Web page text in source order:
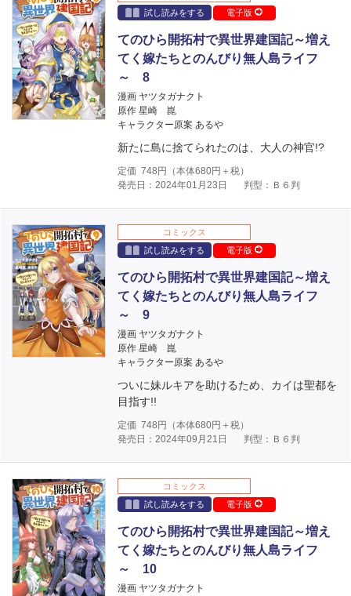
試し読みをする
電子版
てのひら開拓村で異世界建国記～増え
てく嫁たちとのんびり無人島ライフ
～ 8
漫画 ヤツタガナクト
原作 星崎 崑
キャラクター原案 あるや
新たに島に捨てられたのは、大人の神官!?
定価 748 円（本体680円＋税）
発売日：2024年01月23日
判型：Ｂ６判
コミックス
試し読みをする
電子版
てのひら開拓村で異世界建国記～増え
てく嫁たちとのんびり無人島ライフ
～ 9
漫画 ヤツタガナクト
原作 星崎 崑
キャラクター原案 あるや
ついに妹ルキアを助けるため、カイは聖都を
目指す!!
定価 748 円（本体680円＋税）
発売日：2024年09月21日
判型：Ｂ６判
コミックス
試し読みをする
電子版
てのひら開拓村で異世界建国記～増え
てく嫁たちとのんびり無人島ライフ
～ 10
漫画 ヤツタガナクト